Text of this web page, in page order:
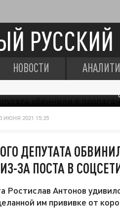
РУССКИЙ
НОВОСТИ
ИЮНЯ 2021 15:25
ДЕПУТАТА
ЗА ПОСТА В
Ростислав Антонов
им прививке от